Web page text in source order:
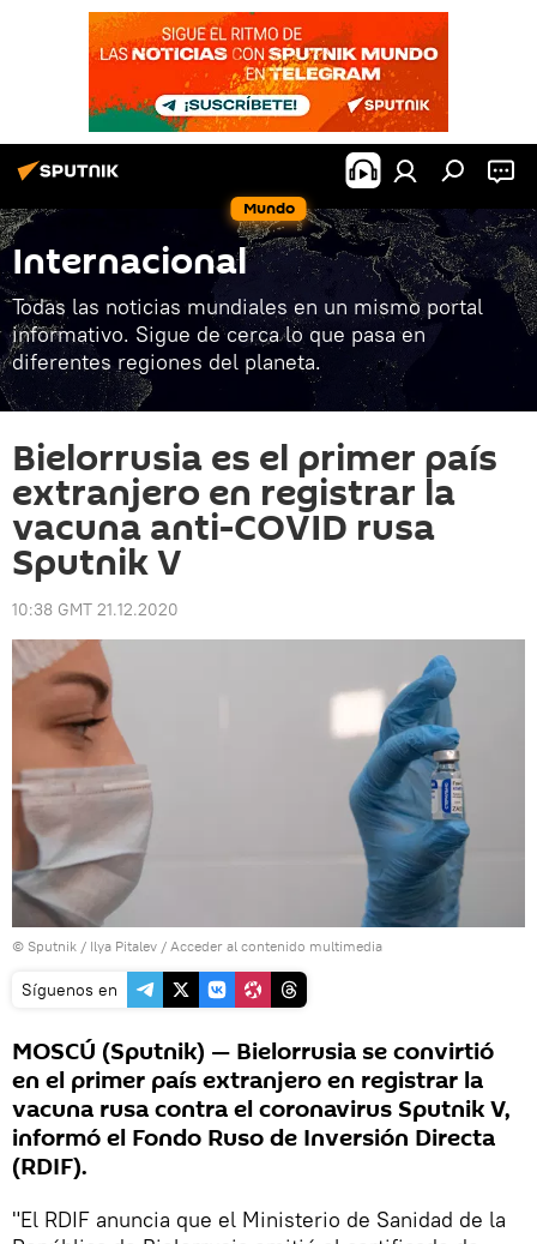
Mundo
Internacional
Todas las noticias mundiales en un mismo portal
informativo. Sigue de cerca lo que pasa en
diferentes regiones del planeta.
Bielorrusia es el primer país
extranjero en registrar la
vacuna anti-COVID rusa
Sputnik V
10:38 GMT 21.12.2020
© Sputnik / Ilya Pitalev / Acceder al contenido multimedia
Síguenos en
MOSCÚ (Sputnik) — Bielorrusia se convirtió
en el primer país extranjero en registrar la
vacuna rusa contra el coronavirus Sputnik V,
informó el Fondo Ruso de Inversión Directa
(RDIF).
"El RDIF anuncia que el Ministerio de Sanidad de la